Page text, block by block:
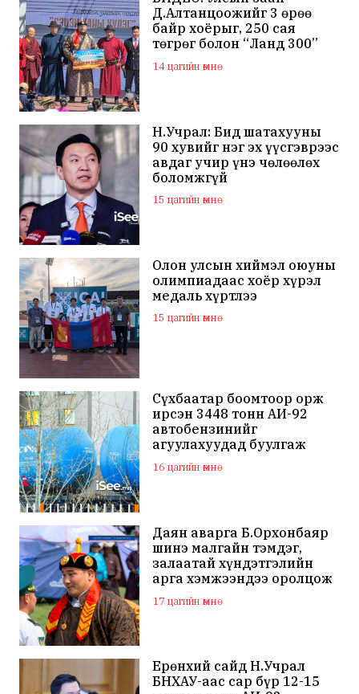
Д.Алтанцоожийг 3 өрөө
байр хоёрыг, 250 сая
төгрөг болон “Ланд 300”
маркийн автомашинаар
мялаажээ
14 цагийн өмнө
Н.Учрал: Бид шатахууны
90 хувийг нэг эх үүсгэврээс
авдаг учир үнэ чөлөөлөх
боломжгүй
15 цагийн өмнө
Олон улсын хиймэл оюуны
олимпиадаас хоёр хүрэл
медаль хүртлээ
15 цагийн өмнө
Сүхбаатар боомтоор орж
ирсэн 3448 тонн АИ-92
автобензинийг
агуулахуудад буулгаж
байна
16 цагийн өмнө
Даян аварга Б.Орхонбаяр
шинэ малгайн тэмдэг,
залаатай хүндэтгэлийн
арга хэмжээндээ оролцож
байна
17 цагийн өмнө
Ерөнхий сайд Н.Учрал
БНХАУ-аас сар бүр 12-15